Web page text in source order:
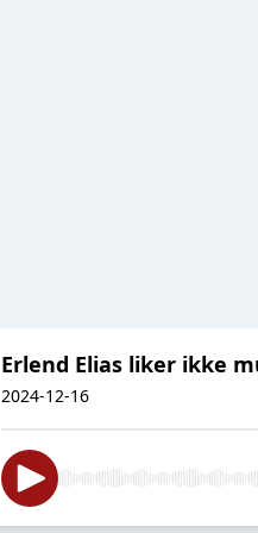
Erlend Elias liker ikke
2024-12-16